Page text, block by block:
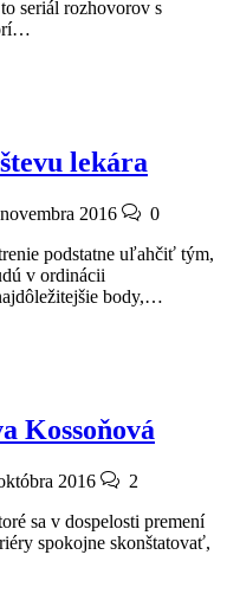
seriál rozhovorov s
lekára
2016
0
podstatne uľahčiť tým,
v ordinácii
body,…
Kossoňová
2016
2
sa v dospelosti premení
spokojne skonštatovať,